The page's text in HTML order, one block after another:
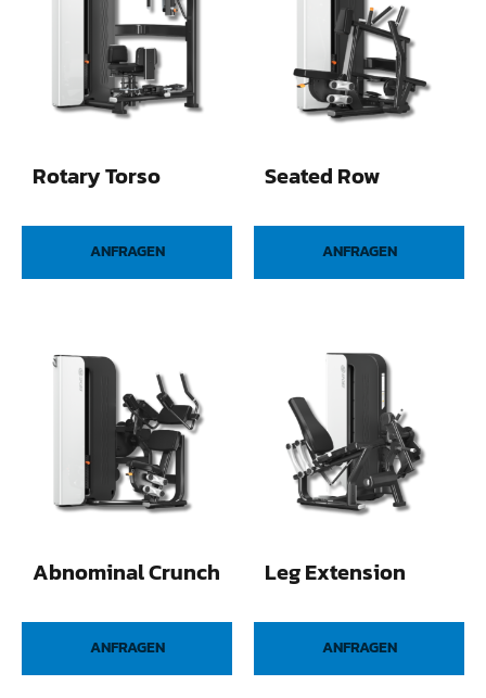
Rotary Torso
ANFRAGEN
Seated Row
ANFRAGEN
Abnominal Crunch
ANFRAGEN
Leg Extension
ANFRAGEN